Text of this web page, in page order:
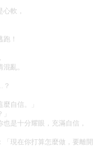
軟，
！
亂。
自信。」
是十分耀眼，充滿自信，
現在你打算怎麼做，要離開